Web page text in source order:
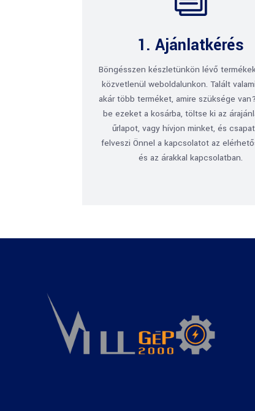
1. Ajánlatkérés
Böngésszen készletünkön lévő
közvetlenül weboldalunkon. Talált
akár több terméket, amire szüksége
be ezeket a kosárba, töltse ki az
űrlapot, vagy hívjon minket, és
felveszi Önnel a kapcsolatot az
és az árakkal kapcsolatban.